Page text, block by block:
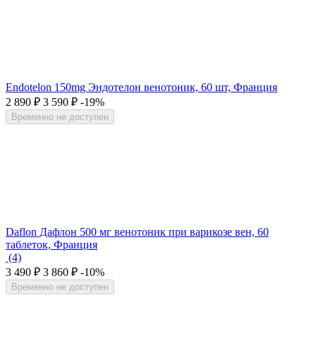
Endotelon 150mg Эндотелон венотоник, 60 шт, Франция
2 890 ₽ 3 590 ₽ -19%
Временно не доступен
Daflon Дафлон 500 мг венотоник при варикозе вен, 60
таблеток, Франция
(4)
3 490 ₽ 3 860 ₽ -10%
Временно не доступен